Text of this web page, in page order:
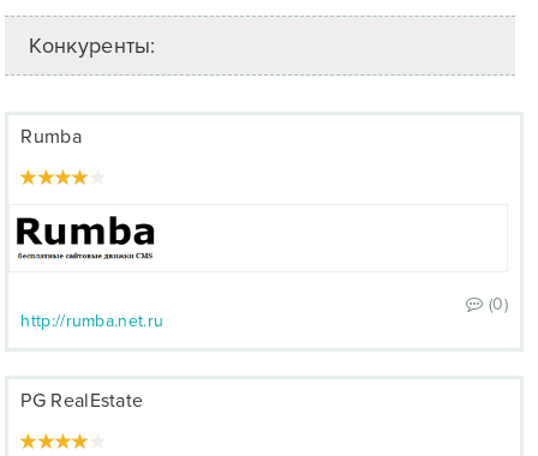
Конкуренты:
Rumba
(0)
http://rumba.net.ru
PG RealEstate